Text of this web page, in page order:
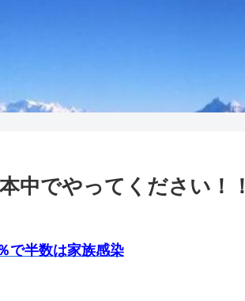
中でやってください！！
で半数は家族感染